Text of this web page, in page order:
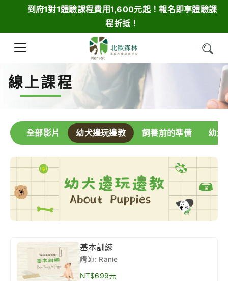
到府1對1體驗課程費用1,600元起！報名即享體驗課
程折抵！
線上課程
全部影片 幼犬邊玩邊教 飼養前的準備 幼犬
基本訓練
講師: Ranie
NT$699元